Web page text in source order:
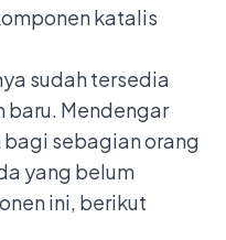
katalis
sudah tersedia
Mendengar
sebagian orang
yang belum
ini, berikut